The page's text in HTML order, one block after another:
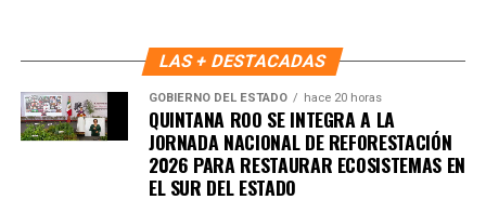
Recibe las noticias al instante
LAS + DESTACADAS
GOBIERNO DEL ESTADO hace 20 horas
QUINTANA ROO SE INTEGRA A LA
JORNADA NACIONAL DE REFORESTACIÓN
2026 PARA RESTAURAR ECOSISTEMAS EN
EL SUR DEL ESTADO